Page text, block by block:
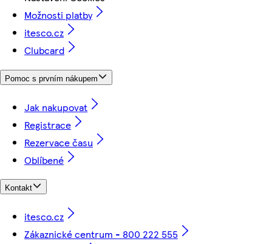
Možnosti platby
itesco.cz
Clubcard
Pomoc s prvním nákupem
Jak nakupovat
Registrace
Rezervace času
Oblíbené
Kontakt
itesco.cz
Zákaznické centrum - 800 222 555